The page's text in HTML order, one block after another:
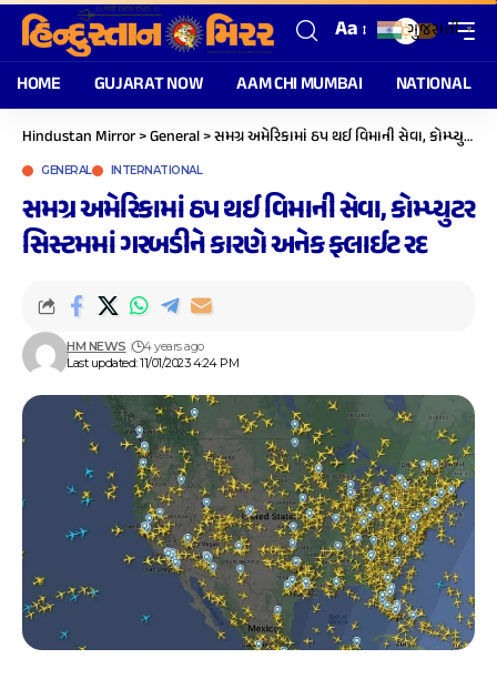
Aa
HOME GUJARAT NOW AAM CHI MUMBAI NATIONAL
Hindustan Mirror>General>સમગ્ર અમેરિકામાં ઠપ થઈ વિમાની સેવા, કોમ્પ્યુટર સિસ્ટમમાં ગરબડીને કારણે અનેક ફ્લાઈટ રદ
GENERAL INTERNATIONAL
સમગ્ર અમેરિકામાં ઠપ થઈ વિમાની સેવા, કોમ્પ્યુટર
સિસ્ટમમાં ગરબડીને કારણે અનેક ફ્લાઈટ રદ
Last updated: 11/01/2023 4:24 PM
HM NEWS 4 years ago
ગુજરાતી ▼